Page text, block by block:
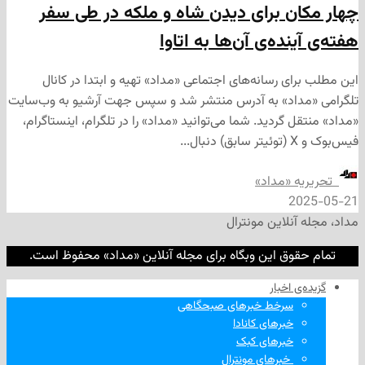
برای دیدن شاه و ملکه در طی سفر
آن‌ها به اتاوا
رسانه‌های اجتماعی «مداد» تهیه و ابتدا در کانال
به آدرس منتشر شد و سپس جهت آرشیو به وب‌سایت
گردید. شما می‌توانید «مداد» را در تلگرام، اینستاگرام،
«مداد»
مونترال
این وبگاه برای مجله آنلاین «مداد» محفوظ است.
اخبار
سرخط خبرهای صبحگاهی
خبرهای کانادا
خبرهای کبک
‌ خبرهای مونترال